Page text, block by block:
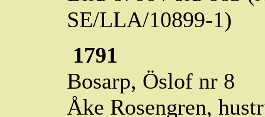
SE/LLA/10899-1)
1791
Bosarp, Öslof nr 8
Åke Rosengren,